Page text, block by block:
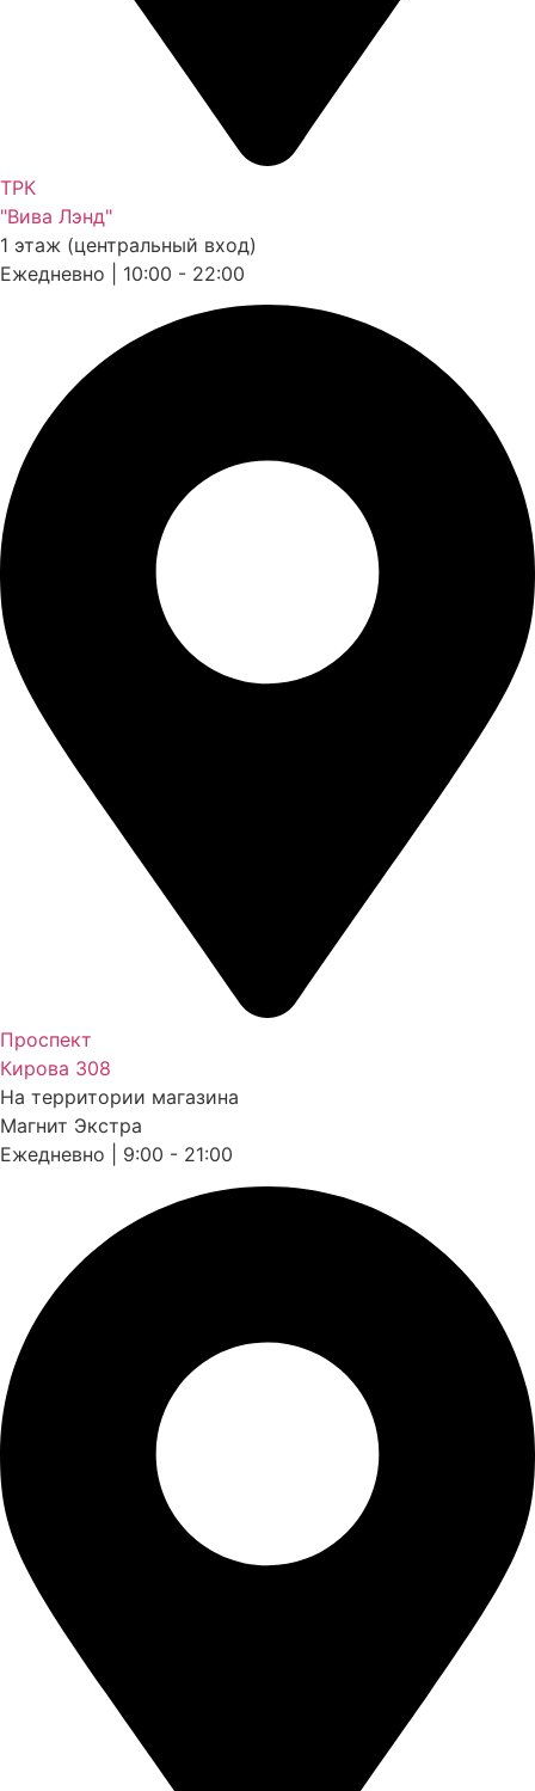
ТРК
"Вива Лэнд"
1 этаж (центральный вход)
Ежедневно | 10:00 - 22:00
Проспект
Кирова 308
На территории магазина
Магнит Экстра
Ежедневно | 9:00 - 21:00